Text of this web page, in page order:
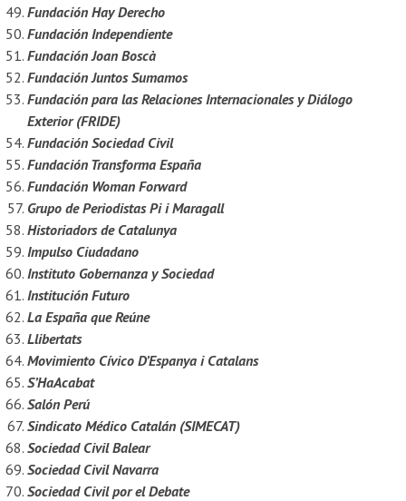
Fundación Hay Derecho
Fundación Independiente
Fundación Joan Boscà
Fundación Juntos Sumamos
Fundación para las Relaciones Internacionales y Diálogo
Exterior (FRIDE)
Fundación Sociedad Civil
Fundación Transforma España
Fundación Woman Forward
Grupo de Periodistas Pi i Maragall
Historiadors de Catalunya
Impulso Ciudadano
Instituto Gobernanza y Sociedad
Institución Futuro
La España que Reúne
Llibertats
Movimiento Cívico D’Espanya i Catalans
S’HaAcabat
Salón Perú
Sindicato Médico Catalán (SIMECAT)
Sociedad Civil Balear
Sociedad Civil Navarra
Sociedad Civil por el Debate